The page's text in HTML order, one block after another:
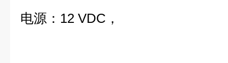
电源：12 VDC，